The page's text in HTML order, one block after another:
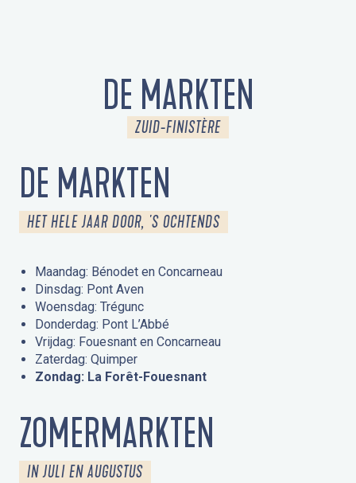
DE MARKTEN
ZUID-FINISTÈRE
DE MARKTEN
HET HELE JAAR DOOR, 'S OCHTENDS
Maandag: Bénodet en Concarneau
Dinsdag: Pont Aven
Woensdag: Trégunc
Donderdag: Pont L’Abbé
Vrijdag: Fouesnant en Concarneau
Zaterdag: Quimper
Zondag: La Forêt-Fouesnant
ZOMERMARKTEN
IN JULI EN AUGUSTUS